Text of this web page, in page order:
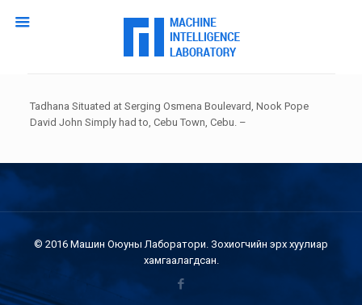
Tadhana Situated at Serging Osmena Boulevard, Nook Pope
David John Simply had to, Cebu Town, Cebu. –
© 2016 Машин Оюуны Лаборатори. Зохиогчийн эрх хуулиар
хамгаалагдсан.